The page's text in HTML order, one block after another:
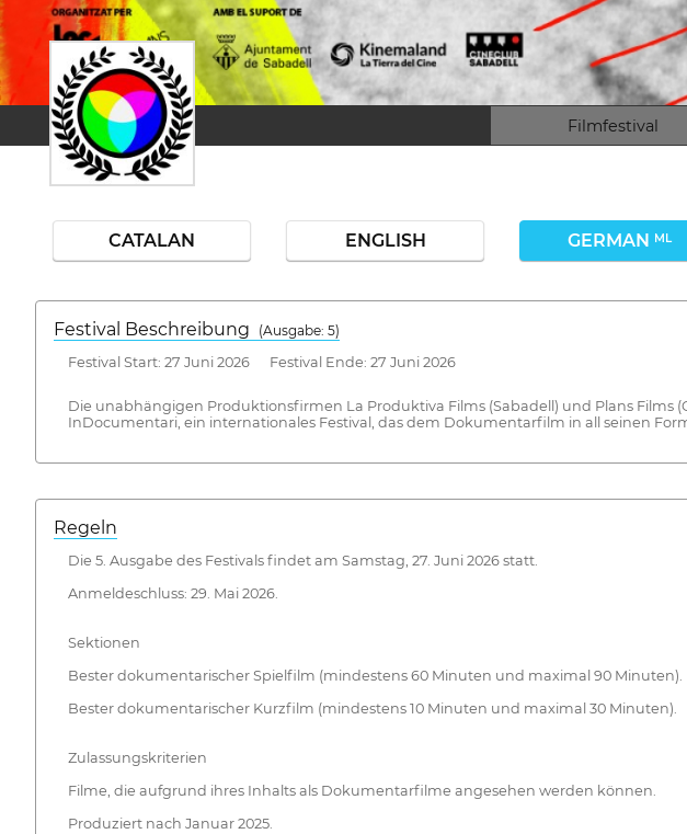
Filmfestival
CATALAN ENGLISH GERMAN ML
Festival Beschreibung
(Ausgabe: 5)
Festival Start: 27 Juni 2026 Festival Ende: 27 Juni 2026
Die unabhängigen Produktionsfirmen La Produktiva Films (Sabadell) und Plans
InDocumentari, ein internationales Festival, das dem Dokumentarfilm in all seinen
Regeln
Die 5. Ausgabe des Festivals findet am Samstag, 27. Juni 2026 statt.
Anmeldeschluss: 29. Mai 2026.
Sektionen
Bester dokumentarischer Spielfilm (mindestens 60 Minuten und maximal 90 Minuten).
Bester dokumentarischer Kurzfilm (mindestens 10 Minuten und maximal 30 Minuten).
Zulassungskriterien
Filme, die aufgrund ihres Inhalts als Dokumentarfilme angesehen werden können.
Produziert nach Januar 2025.